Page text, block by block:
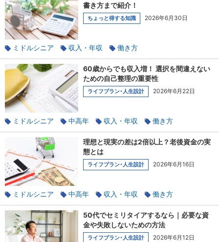
書き方まで紹介！
ちょっと得する知識 2026年6月30日
ミドルシニア 収入・年収
働き方
ワークライフバランス
60歳からでも収入増！ 選択を間違えない
ための自己整理の重要性
ライフプラン･人生設計 2026年6月22日
ミドルシニア 中高年 収入・年収
働き方
長く働く
理想と現実の差は2倍以上？老後資金の実
態とは
ライフプラン･人生設計 2026年6月16日
ミドルシニア 中高年 収入・年収
働き方
長く働く
年金
50代でセミリタイアするなら｜必要な資
金や失敗しないための方法
ライフプラン･人生設計 2026年6月12日